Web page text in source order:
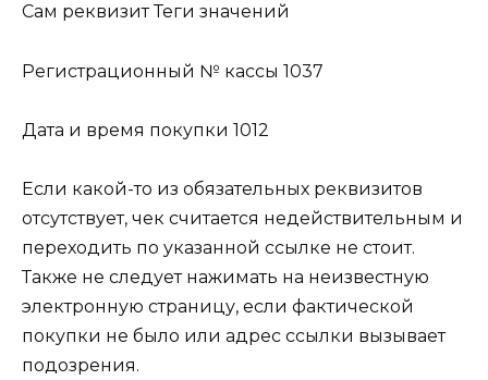
Сам реквизит Теги значений
Регистрационный № кассы 1037
Дата и время покупки 1012
Если какой-то из обязательных реквизитов
отсутствует, чек считается недействительным и
переходить по указанной ссылке не стоит.
Также не следует нажимать на неизвестную
электронную страницу, если фактической
покупки не было или адрес ссылки вызывает
подозрения.